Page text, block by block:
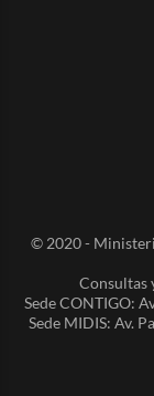
© 2020 -
Consultas
Sede CONTIGO:
Sede MIDIS: Av.